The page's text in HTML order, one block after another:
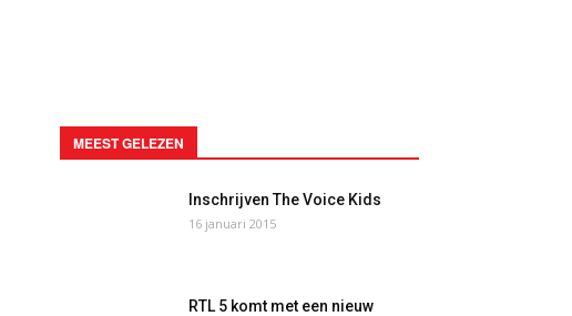
MEEST GELEZEN
Inschrijven The Voice Kids
16 januari 2015
RTL 5 komt met een nieuw